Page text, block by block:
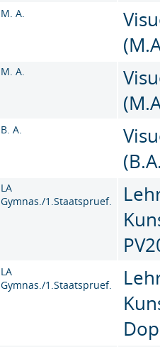
M. A.
M. A.
B. A.
LA
Gymnas./1.Staatspruef.
LA
Gymnas./1.Staatspruef.